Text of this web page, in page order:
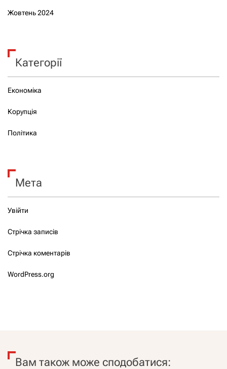
Жовтень 2024
Категорії
Економіка
Корупція
Політика
Мета
Увійти
Стрічка записів
Стрічка коментарів
WordPress.org
Вам також може сподобатися: